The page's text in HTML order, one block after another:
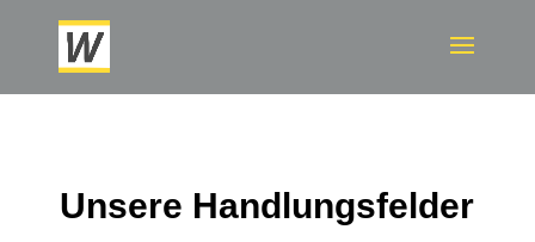
Unsere Handlungsfelder